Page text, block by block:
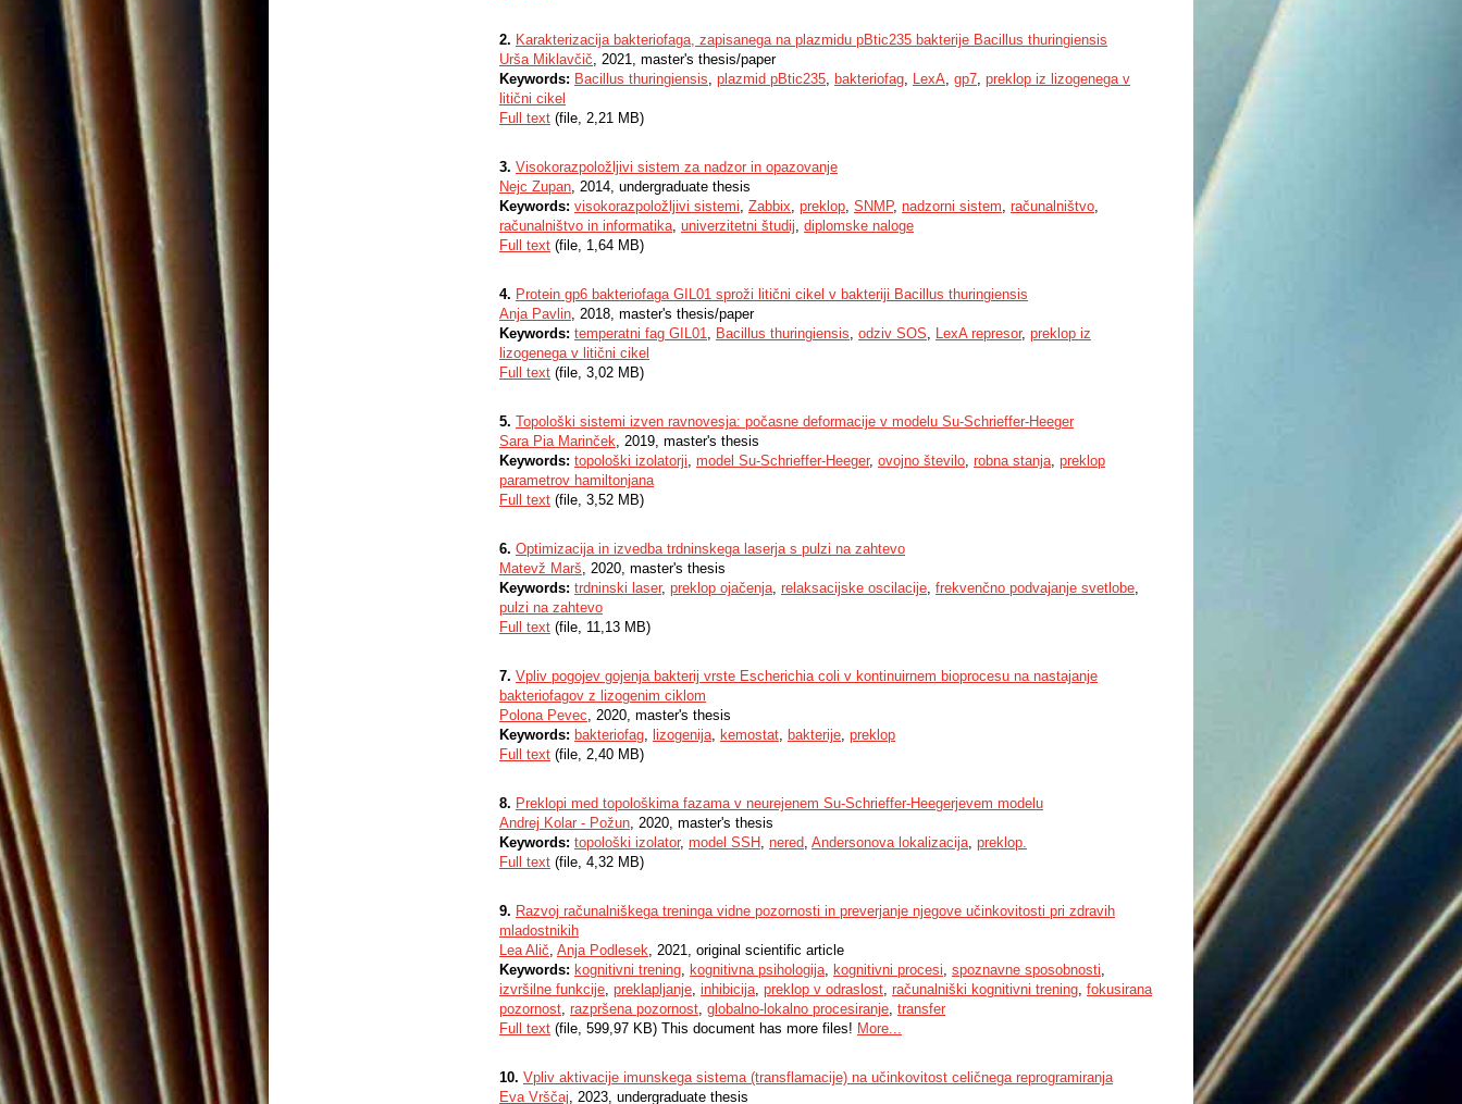
2. Karakterizacija bakteriofaga, zapisanega na plazmidu pBtic235 bakterije Bacillus thuringiensis
Urša Miklavčič, 2021, master's thesis/paper
Keywords: Bacillus thuringiensis, plazmid pBtic235, bakteriofag, LexA, gp7, preklop iz lizogenega v
litični cikel
Full text (file, 2,21 MB)
3. Visokorazpoložljivi sistem za nadzor in opazovanje
Nejc Zupan, 2014, undergraduate thesis
Keywords: visokorazpoložljivi sistemi, Zabbix, preklop, SNMP, nadzorni sistem, računalništvo,
računalništvo in informatika, univerzitetni študij, diplomske naloge
Full text (file, 1,64 MB)
4. Protein gp6 bakteriofaga GIL01 sproži litični cikel v bakteriji Bacillus thuringiensis
Anja Pavlin, 2018, master's thesis/paper
Keywords: temperatni fag GIL01, Bacillus thuringiensis, odziv SOS, LexA represor, preklop iz
lizogenega v litični cikel
Full text (file, 3,02 MB)
5. Topološki sistemi izven ravnovesja: počasne deformacije v modelu Su-Schrieffer-Heeger
Sara Pia Marinček, 2019, master's thesis
Keywords: topološki izolatorji, model Su-Schrieffer-Heeger, ovojno število, robna stanja, preklop
parametrov hamiltonjana
Full text (file, 3,52 MB)
6. Optimizacija in izvedba trdninskega laserja s pulzi na zahtevo
Matevž Marš, 2020, master's thesis
Keywords: trdninski laser, preklop ojačenja, relaksacijske oscilacije, frekvenčno podvajanje svetlobe,
pulzi na zahtevo
Full text (file, 11,13 MB)
7. Vpliv pogojev gojenja bakterij vrste Escherichia coli v kontinuirnem bioprocesu na nastajanje
bakteriofagov z lizogenim ciklom
Polona Pevec, 2020, master's thesis
Keywords: bakteriofag, lizogenija, kemostat, bakterije, preklop
Full text (file, 2,40 MB)
8. Preklopi med topološkima fazama v neurejenem Su-Schrieffer-Heegerjevem modelu
Andrej Kolar - Požun, 2020, master's thesis
Keywords: topološki izolator, model SSH , nered, Andersonova lokalizacija, preklop.
Full text (file, 4,32 MB)
9. Razvoj računalniškega treninga vidne pozornosti in preverjanje njegove učinkovitosti pri zdravih
mladostnikih
Lea Alič, Anja Podlesek, 2021, original scientific article
Keywords: kognitivni trening, kognitivna psihologija, kognitivni procesi, spoznavne sposobnosti,
izvršilne funkcije, preklapljanje, inhibicija, preklop v odraslost, računalniški kognitivni trening, fokusirana
pozornost, razpršena pozornost, globalno-lokalno procesiranje, transfer
Full text (file, 599,97 KB) This document has more files! More...
10. Vpliv aktivacije imunskega sistema (transflamacije) na učinkovitost celičnega reprogramiranja
Eva Vrščaj, 2023, undergraduate thesis